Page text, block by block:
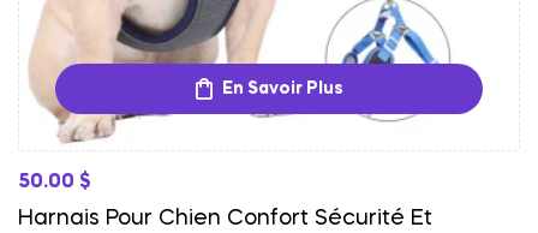
En Savoir Plus
50.00 $
Harnais Pour Chien Confort Sécurité Et